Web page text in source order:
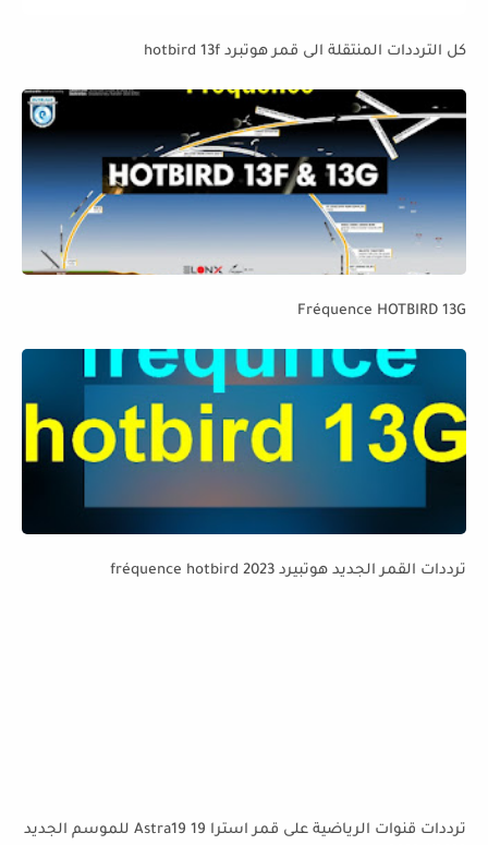
كل الترددات المنتقلة الى قمر هوتبرد hotbird 13f
Fréquence HOTBIRD 13G
ترددات القمر الجديد هوتبيرد fréquence hotbird 2023
ترددات قنوات الرياضية على قمر استرا 19 Astra19 للموسم الجديد